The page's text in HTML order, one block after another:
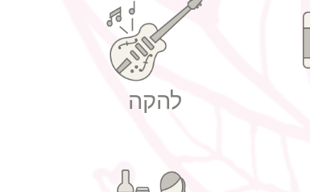
להקה